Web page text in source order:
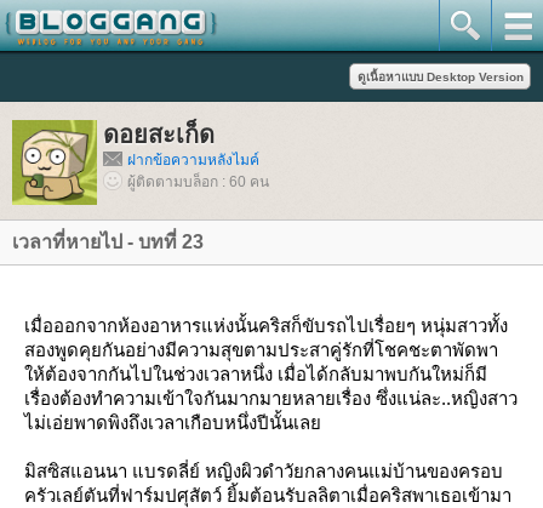
ดอยสะเก็ด
ฝากข้อความหลังไมค์
ผู้ติดตามบล็อก : 60 คน
เวลาที่หายไป - บทที่ 23
เมื่อออกจากห้องอาหารแห่งนั้นคริสก็ขับรถไปเรื่อยๆ หนุ่มสาวทั้ง
สองพูดคุยกันอย่างมีความสุขตามประสาคู่รักที่โชคชะตาพัดพา
ห้ต้องจากกันไปในช่วงเวลาหนึ่ง เมื่อได้กลับมาพบกันใหม่ก็มี
เรื่องต้องทำความเข้าใจกันมากมายหลายเรื่อง ซึ่งแน่ละ..หญิงสาว
ไม่เอ่ยพาดพิงถึงเวลาเกือบหนึ่งปีนั้นเล
มิสซิสแอนนา แบรดลี่ย์ หญิงผิวดำวัยกลางคนแม่บ้านของครอบ
ครัวเลย์ตันที่ฟาร์มปศุสัตว์ ยิ้มต้อนรับลลิตาเมื่อคริสพาเธอเข้ามา